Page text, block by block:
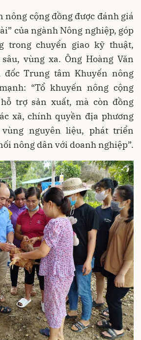
nông cộng đồng được đánh giá
của ngành Nông nghiệp, góp
trong chuyển giao kỹ thuật,
vùng xa. Ông Hoàng Văn
đốc Trung tâm Khuyến nông
“Tổ khuyến nông cộng
trợ sản xuất, mà còn đồng
xã, chính quyền địa phương
nguyên liệu, phát triển
nông dân với doanh nghiệp”.